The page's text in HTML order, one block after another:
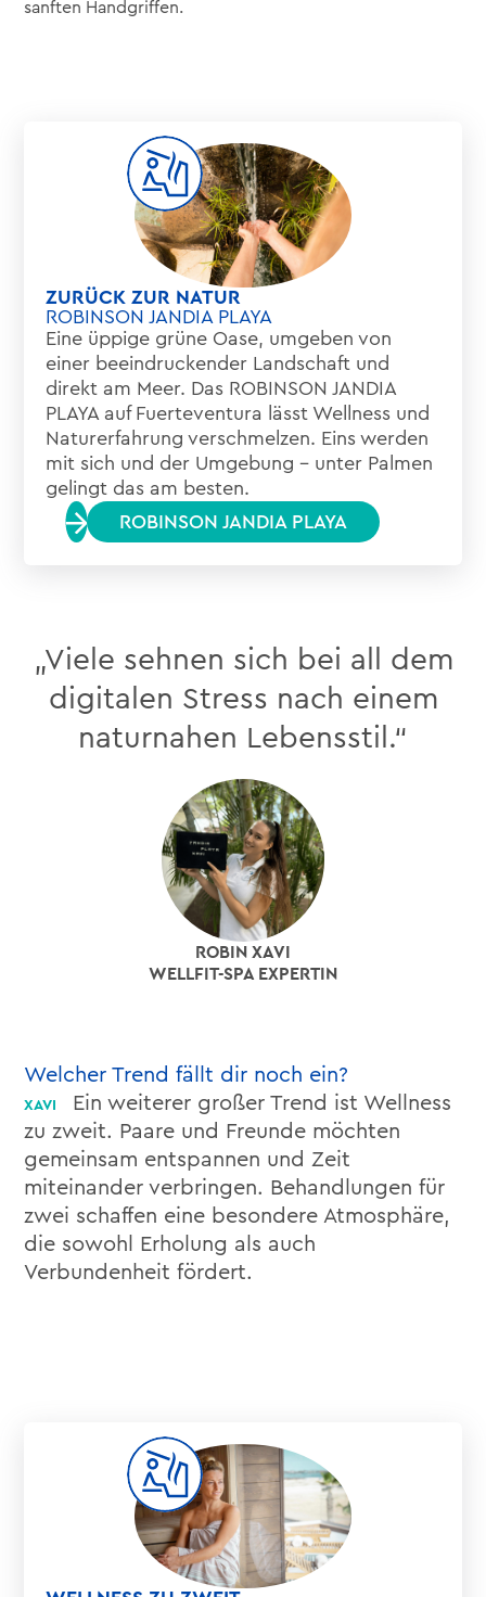
sanften Handgriffen.
ZURÜCK ZUR NATUR
ROBINSON JANDIA PLAYA
Eine üppige grüne Oase, umgeben von
einer beeindruckender Landschaft und
direkt am Meer. Das ROBINSON JANDIA
PLAYA auf Fuerteventura lässt Wellness und
Naturerfahrung verschmelzen. Eins werden
mit sich und der Umgebung – unter Palmen
gelingt das am besten.
ROBINSON JANDIA PLAYA
„Viele sehnen sich bei all dem
digitalen Stress nach einem
naturnahen Lebensstil.“
ROBIN XAVI
WELLFIT-SPA EXPERTIN
Welcher Trend fällt dir noch ein?
Ein weiterer großer Trend ist Wellness
zu zweit. Paare und Freunde möchten
gemeinsam entspannen und Zeit
miteinander verbringen. Behandlungen für
zwei schaffen eine besondere Atmosphäre,
die sowohl Erholung als auch
Verbundenheit fördert.